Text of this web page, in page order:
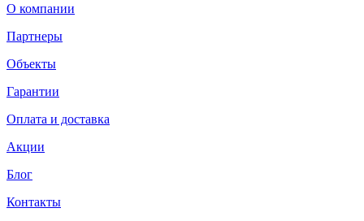
О компании
Партнеры
Объекты
Гарантии
Оплата и доставка
Акции
Блог
Контакты